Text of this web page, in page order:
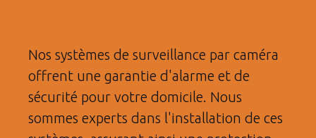
Nos systèmes de surveillance par caméra
offrent une garantie d'alarme et de
sécurité pour votre domicile. Nous
sommes experts dans l'installation de ces